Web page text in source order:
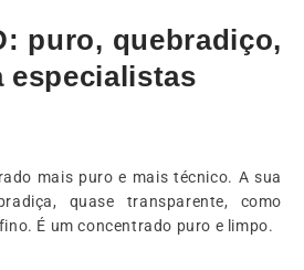
puro, quebradiço,
especialistas
mais puro e mais técnico. A sua
quase transparente, como
É um concentrado puro e limpo.